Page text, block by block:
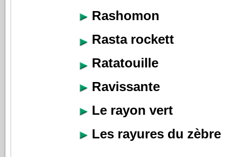
Rashomon
Rasta rockett
Ratatouille
Ravissante
Le rayon vert
Les rayures du zèbre